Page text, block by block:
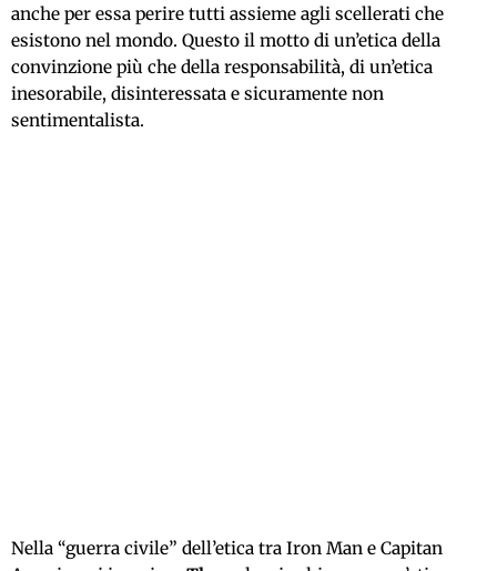
anche per essa perire tutti assieme agli scellerati che
esistono nel mondo. Questo il motto di un’etica della
convinzione più che della responsabilità, di un’etica
inesorabile, disinteressata e sicuramente non
sentimentalista.
Nella “guerra civile” dell’etica tra Iron Man e Capitan